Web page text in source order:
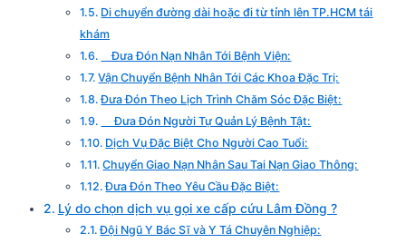
Di chuyển đường dài hoặc đi từ tỉnh lên TP.HCM tái
khám
Đưa Đón Nạn Nhân Tới Bệnh Viện:
Vận Chuyển Bệnh Nhân Tới Các Khoa Đặc Trị:
Đưa Đón Theo Lịch Trình Chăm Sóc Đặc Biệt:
Đưa Đón Người Tự Quản Lý Bệnh Tật:
Dịch Vụ Đặc Biệt Cho Người Cao Tuổi:
Chuyển Giao Nạn Nhân Sau Tai Nạn Giao Thông:
Đưa Đón Theo Yêu Cầu Đặc Biệt:
Lý do chọn dịch vụ gọi xe cấp cứu Lâm Đồng ?
Đội Ngũ Y Bác Sĩ và Y Tá Chuyên Nghiệp: